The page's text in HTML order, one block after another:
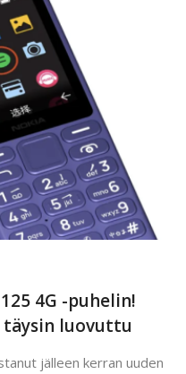
4G -puhelin!
täysin luovuttu
jälleen kerran uuden